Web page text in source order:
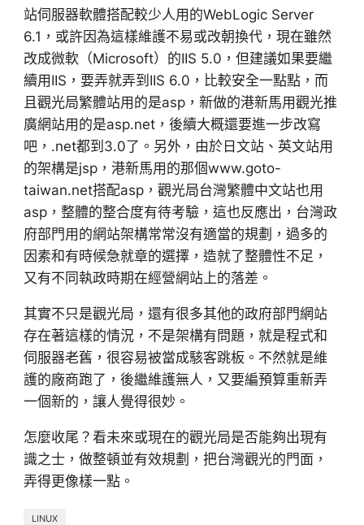
站伺服器軟體搭配較少人用的WebLogic Server
6.1，或許因為這樣維護不易或改朝換代，現在雖然
改成微軟（Microsoft）的IIS 5.0，但建議如果要繼
續用IIS，要弄就弄到IIS 6.0，比較安全一點點，而
且觀光局繁體站用的是asp，新做的港新馬用觀光推
廣網站用的是asp.net，後續大概還要進一步改寫
吧，.net都到3.0了。另外，由於日文站、英文站用
的架構是jsp，港新馬用的那個www.goto-
taiwan.net搭配asp，觀光局台灣繁體中文站也用
asp，整體的整合度有待考驗，這也反應出，台灣政
府部門用的網站架構常常沒有適當的規劃，過多的
因素和有時候急就章的選擇，造就了整體性不足，
又有不同執政時期在經營網站上的落差。
其實不只是觀光局，還有很多其他的政府部門網站
存在著這樣的情況，不是架構有問題，就是程式和
伺服器老舊，很容易被當成駭客跳板。不然就是維
護的廠商跑了，後繼維護無人，又要編預算重新弄
一個新的，讓人覺得很妙。
怎麼收尾？看未來或現在的觀光局是否能夠出現有
識之士，做整頓並有效規劃，把台灣觀光的門面，
弄得更像樣一點。
LINUX